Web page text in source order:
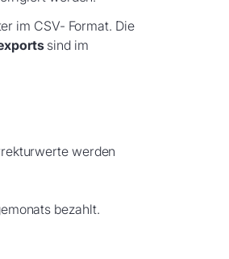
im CSV- Format. Die
sind im
werden
bezahlt.